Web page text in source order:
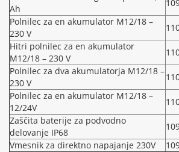
Ah
Polnilec za en akumulator M12/18 –
230 V
Hitri polnilec za en akumulator
M12/18 – 230 V
Polnilec za dva akumulatorja M12/18 –
230 V
Polnilec za en akumulator M12/18 –
12/24V
Zaščita baterije za podvodno
delovanje IP68
Vmesnik za direktno napajanje 230V